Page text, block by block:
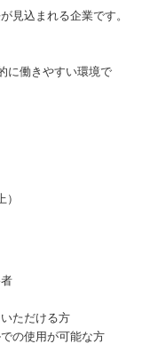
見込まれる企業です。
に働きやすい環境で
ただける方
の使用が可能な方